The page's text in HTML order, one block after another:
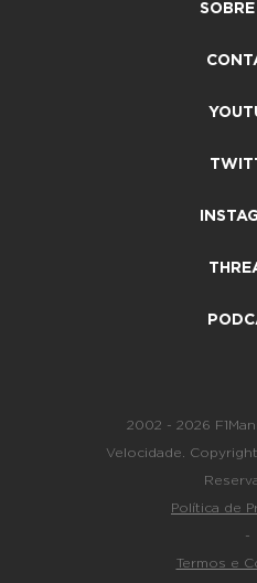
2002 - 2026
Velocidade.
Política de
-
Termos e